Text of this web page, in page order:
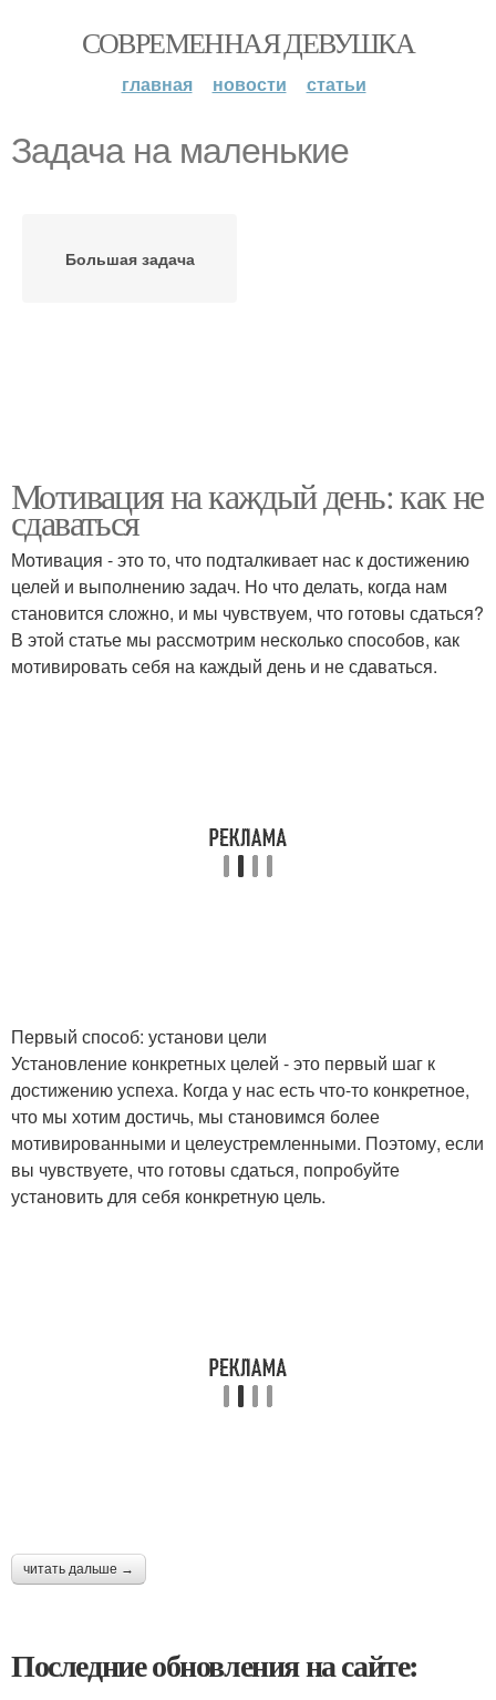
СОВРЕМЕННАЯ ДЕВУШКА
главная новости статьи
Задача на маленькие
Большая задача
Мотивация на каждый день: как не
сдаваться
Мотивация - это то, что подталкивает нас к достижению
целей и выполнению задач. Но что делать, когда нам
становится сложно, и мы чувствуем, что готовы сдаться?
В этой статье мы рассмотрим несколько способов, как
мотивировать себя на каждый день и не сдаваться.
Первый способ: установи цели
Установление конкретных целей - это первый шаг к
достижению успеха. Когда у нас есть что-то конкретное,
что мы хотим достичь, мы становимся более
мотивированными и целеустремленными. Поэтому, если
вы чувствуете, что готовы сдаться, попробуйте
установить для себя конкретную цель.
читать дальше →
Последние обновления на сайте: